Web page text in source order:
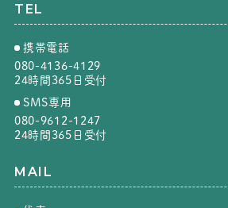
TEL
携帯電話
080-4136-4129
24時間365日受付
SMS専用
080-9612-1247
24時間365日受付
MAIL